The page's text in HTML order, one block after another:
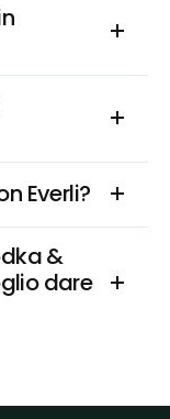
Everli?
&
dare